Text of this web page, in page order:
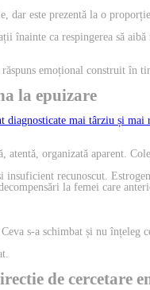
dar este prezentă la o
înainte ca respingerea să
emoțional construit în
la epuizare
diagnosticate mai târziu și mai
organizată aparent.
recunoscut.
la femei care
s-a schimbat și nu înțeleg
de cercetare